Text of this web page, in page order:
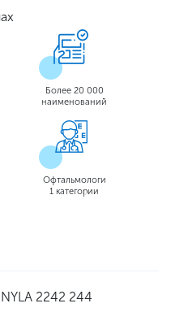
Более 20 000
наименований
Офтальмологи
1 категории
2242 244